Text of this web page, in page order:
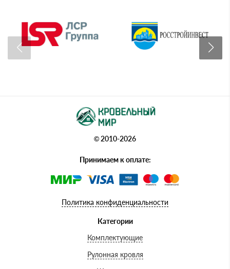
© 2010-2026
Принимаем к оплате:
Политика конфиденциальности
Категории
Комплектующие
Рулонная кровля